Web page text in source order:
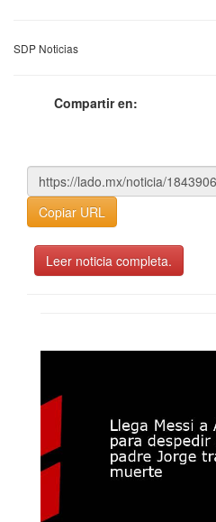
SDP Noticias
Compartir en:
Copiar URL
Leer noticia completa.